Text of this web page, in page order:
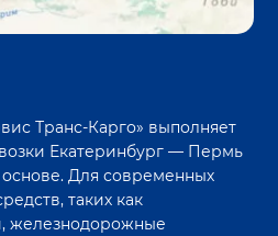
Транс-Карго» выполняет
Екатеринбург — Пермь
Для современных
таких как
железнодорожные